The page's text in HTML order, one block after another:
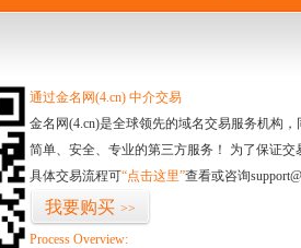
通过金名网(4.cn) 中介交易
金名网(4.cn)是全球领先的域名交易服务机构
简单、安全、专业的第三方服务！ 为了保证
具体交易流程可“点击这里”查看或咨询
我要购买 >>
Process Overview: